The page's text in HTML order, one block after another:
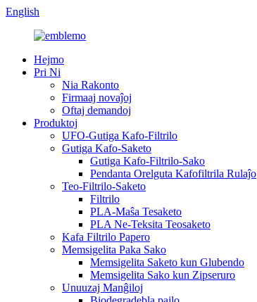
English
Hejmo
Pri Ni
Nia Rakonto
Firmaaj novaĵoj
Oftaj demandoj
Produktoj
UFO-Gutiga Kafo-Filtrilo
Gutiga Kafo-Saketo
Gutiga Kafo-Filtrilo-Sako
Pendanta Orelguta Kafofiltrila Rulaĵo
Teo-Filtrilo-Saketo
Filtrilo
PLA-Maŝa Tesaketo
PLA Ne-Teksita Teosaketo
Kafa Filtrilo Papero
Memsigelita Paka Sako
Memsigelita Saketo kun Glubendo
Memsigelita Sako kun Zipseruro
Unuuzaj Manĝiloj